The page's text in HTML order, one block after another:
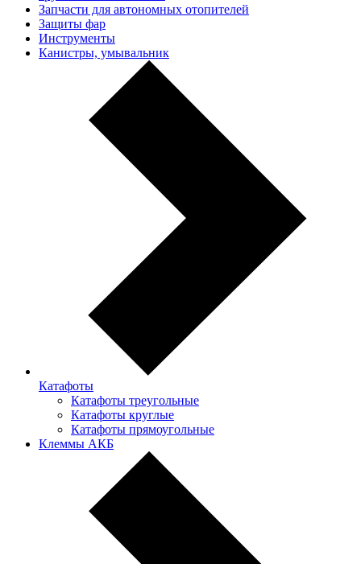
Запчасти для автономных отопителей
Защиты фар
Инструменты
Канистры, умывальник
Катафоты
Катафоты треугольные
Катафоты круглые
Катафоты прямоугольные
Клеммы АКБ